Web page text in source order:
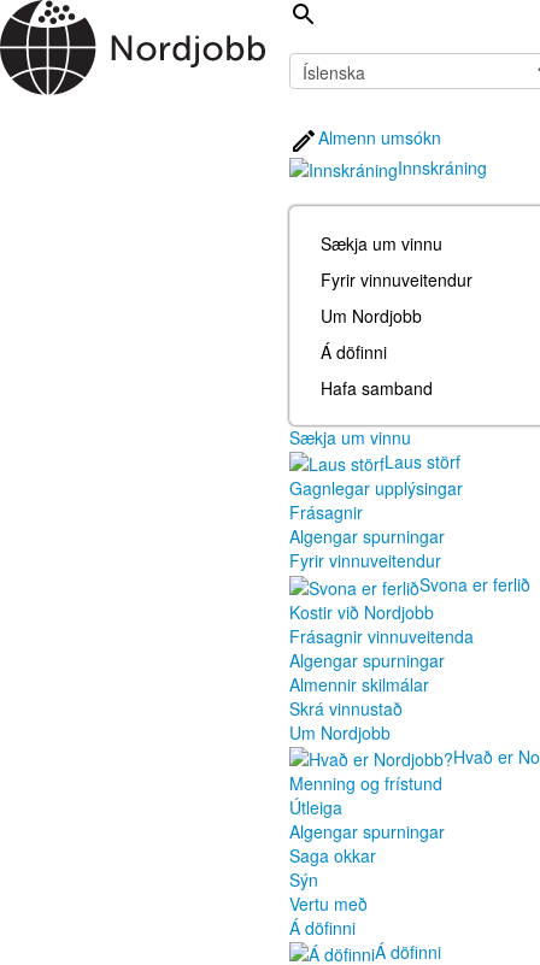
Almenn umsókn
Innskráning
Sækja um vinnu
Fyrir vinnuveitendur
Um Nordjobb
Á döfinni
Hafa samband
Sækja um vinnu
Laus störf
Gagnlegar upplýsingar
Frásagnir
Algengar spurningar
Fyrir vinnuveitendur
Svona er ferlið
Kostir við Nordjobb
Frásagnir vinnuveitenda
Algengar spurningar
Almennir skilmálar
Skrá vinnustað
Um Nordjobb
Hvað er
Menning og frístund
Útleiga
Algengar spurningar
Saga okkar
Sýn
Vertu með
Á döfinni
Á döfinni